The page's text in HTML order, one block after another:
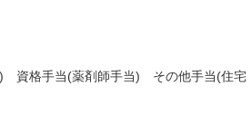
資格手当(薬剤師手当) その他手当(住宅